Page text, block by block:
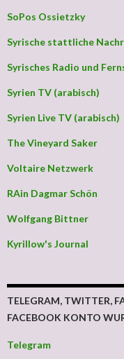
SoPos Ossietzky
Syrische stattliche
Syrisches Radio und
Syrien TV (arabisch)
Syrien Live TV (arabisch)
The Vineyard Saker
Voltaire Netzwerk
RAin Dagmar Schön
Wolfgang Bittner
Kyrillow's Journal
TELEGRAM, TWITTER,
FACEBOOK KONTO
Telegram